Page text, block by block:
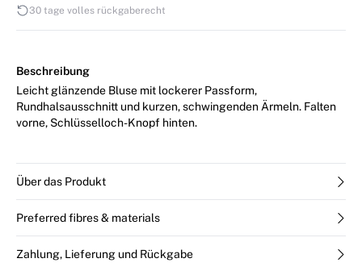
30 tage volles rückgaberecht
Beschreibung
Leicht glänzende Bluse mit lockerer Passform,
Rundhalsausschnitt und kurzen, schwingenden Ärmeln. Falten
vorne, Schlüsselloch-Knopf hinten.
Über das Produkt
Preferred fibres & materials
Zahlung, Lieferung und Rückgabe